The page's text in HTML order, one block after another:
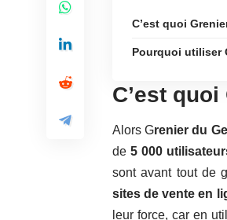
C’est quoi
Pourquoi utiliser
C’est
Alors Grenier du
de 5 000
sont avant tout de
sites de vente en
leur force, car en